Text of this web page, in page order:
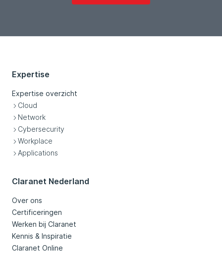
Expertise
Expertise overzicht
Cloud
Network
Cybersecurity
Workplace
Applications
Claranet Nederland
Over ons
Certificeringen
Werken bij Claranet
Kennis & Inspiratie
Claranet Online